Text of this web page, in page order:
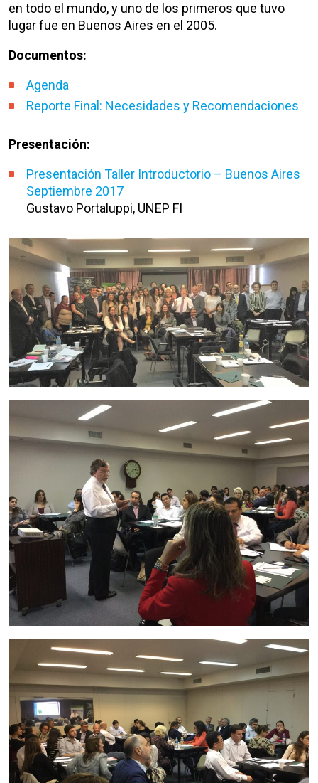
en todo el mundo, y uno de los primeros que tuvo
lugar fue en Buenos Aires en el 2005.
Documentos:
Agenda
Reporte Final: Necesidades y Recomendaciones
Presentación:
Presentación Taller Introductorio – Buenos Aires
Septiembre 2017
Gustavo Portaluppi, UNEP FI